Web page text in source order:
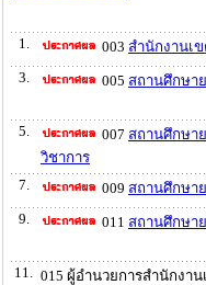
1. 003 สำนักงานเ
3.
005 สถานศึกษา
5. 007 สถานศึกษา
วิชาการ
7.
009 สถานศึกษา
9.
011 สถานศึกษา
11. 015 ผู้อำนวยการสำนักงา